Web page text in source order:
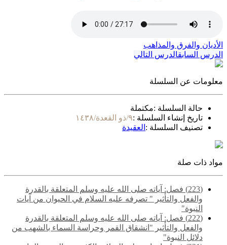
الأديان والفرق والمذاهب
الدرس السابقالدرس التالي
معلومات عن السلسلة
حالة السلسلة :مكتملة
تاريخ إنشاء السلسلة :٩/ذو القعدة/١٤٣٨
تصنيف السلسلة : العقيدة
مواد ذات صلة
(223) فصل: آياته صلى الله عليه وسلم المتعلقة بالقدرة
والفعل والتأثير " تصرفه عليه السلام في الحيوان من آيات
النبوة"
(222) فصل: آياته صلى الله عليه وسلم المتعلقة بالقدرة
والفعل والتأثير "انشقاق القمر وحراسة السماء بالشهب من
دلائل النبوة"